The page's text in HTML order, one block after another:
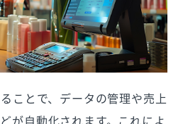
ことで、データの管理や売上